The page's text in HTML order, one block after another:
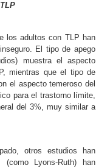
los adultos con TLP han
El tipo de apego
muestra el aspecto
mientras que el tipo de
el aspecto temeroso del
para el trastorno límite,
del 3%, muy similar a
otros estudios han
Lyons-Ruth) han